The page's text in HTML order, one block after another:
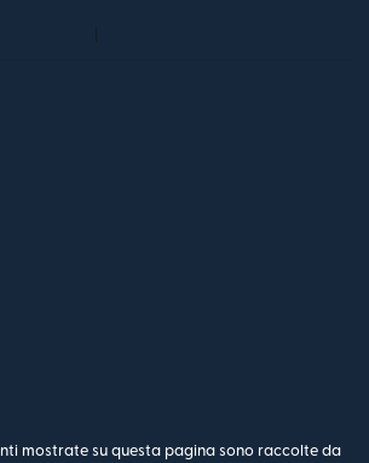
mostrate su questa pagina sono raccolte da